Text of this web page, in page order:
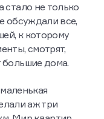
стало не только
обсуждали все,
к которому
смотрят,
дома.
аж три